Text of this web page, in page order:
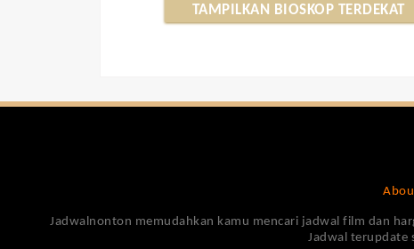
TAMPILKAN BIOSKOP TERDEKAT
Jadwalnonton memudahkan kamu mencari jadwal film dan
Jadwal terupdate